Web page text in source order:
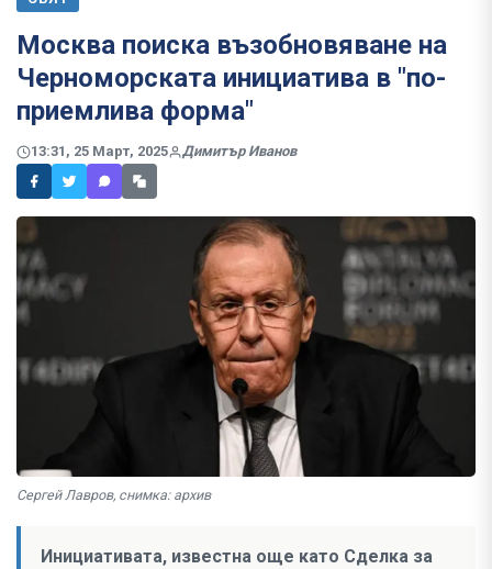
Москва поиска възобновяване на
Черноморската инициатива в "по-
приемлива форма"
13:31, 25 Март, 2025 Димитър Иванов
Сергей Лавров, снимка: архив
Инициативата, известна още като Сделка за